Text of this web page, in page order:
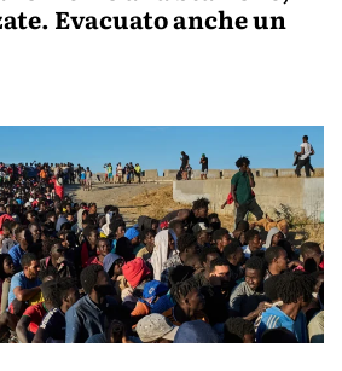
Evacuato anche un